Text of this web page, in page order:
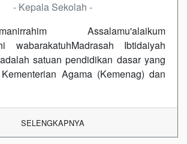
- Kepala Sekolah -
Assalamu'alaikum
wabarakatuhMadrasah Ibtidaiyah
satuan pendidikan dasar yang
Agama (Kemenag) dan
SELENGKAPNYA